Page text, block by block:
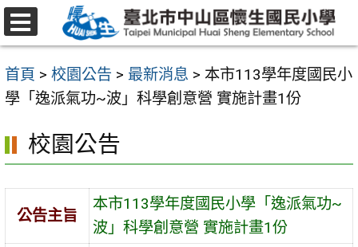
跳
至
要
內
區
首頁 > 校園公告 > 最新消息 > 本市113學年度國民小
學「逸派氣功~波」科學創意營 實施計畫1份
校園公告
公告主旨
本市113學年度國民小學「逸派氣功~
波」科學創意營 實施計畫1份
選
單